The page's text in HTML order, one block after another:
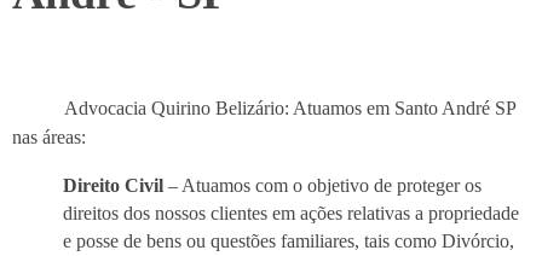
Advocacia Quirino Belizário: Atuamos em Santo André SP
nas áreas:
Direito Civil – Atuamos com o objetivo de proteger os
direitos dos nossos clientes em ações relativas a propriedade
e posse de bens ou questões familiares, tais como Divórcio,